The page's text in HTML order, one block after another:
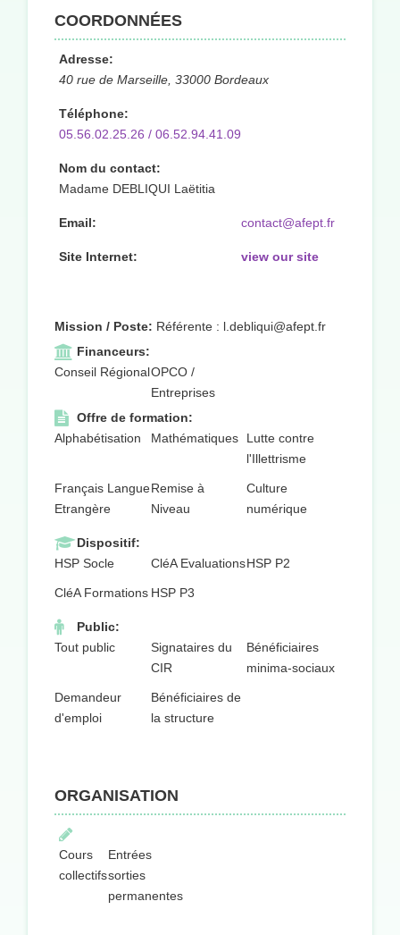
COORDONNÉES
Adresse:
40 rue de Marseille, 33000 Bordeaux
Téléphone:
05.56.02.25.26 / 06.52.94.41.09
Nom du contact:
Madame DEBLIQUI Laëtitia
Email: contact@afept.fr
Site Internet: view our site
Mission / Poste: Référente : l.debliqui@afept.fr
Financeurs:
Conseil RégionalOPCO /
Entreprises
Offre de formation:
Alphabétisation
Mathématiques
Lutte contre
l'Illettrisme
Français Langue
Etrangère
Remise à
Niveau
Culture
numérique
Dispositif:
HSP Socle
CléA EvaluationsHSP P2
CléA Formations HSP P3
Public:
Tout public
Signataires du
CIR
Bénéficiaires
minima-sociaux
Demandeur
d'emploi
Bénéficiaires de
la structure
ORGANISATION
Cours
collectifs
Entrées
sorties
permanentes